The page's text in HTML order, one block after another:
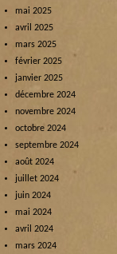
mai 2025
avril 2025
mars 2025
février 2025
janvier 2025
décembre 2024
novembre 2024
octobre 2024
septembre 2024
août 2024
juillet 2024
juin 2024
mai 2024
avril 2024
mars 2024